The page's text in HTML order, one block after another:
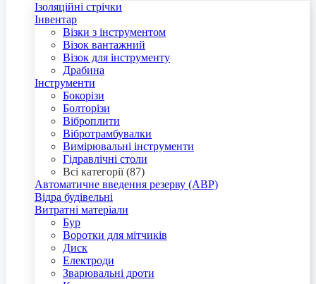
Ізоляційні стрічки
Інвентар
Візки з інструментом
Візок вантажний
Візок для інструменту
Драбина
Інструменти
Бокорізи
Болторізи
Віброплити
Вібротрамбувалки
Вимірювальні інструменти
Гідравлічні столи
Всі категорії (87)
Автоматичне введення резерву (АВР)
Відра будівельні
Витратні матеріали
Бур
Воротки для мітчиків
Диск
Електроди
Зварювальні дроти